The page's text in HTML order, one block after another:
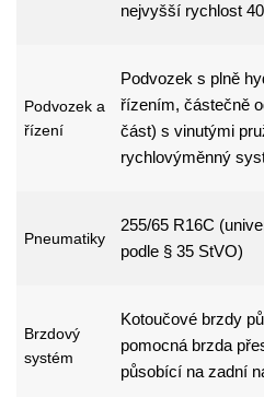
nejvyšší rychlost
Podvozek a
řízení
Podvozek s plně
řízením, částečně
část) s vinutými
rychlovýměnný
Pneumatiky
255/65 R16C
podle § 35 StVO)
Brzdový
systém
Kotoučové brzdy
pomocná brzda
působící na zadní